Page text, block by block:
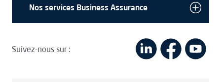
Nos services Business Assurance
Suivez-nous sur :